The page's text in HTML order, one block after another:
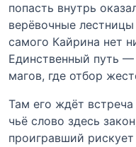
попасть внутрь
верёвочные
самого Кайрина нет
Единственный путь
магов, где отбор
Там его ждёт
чьё слово здесь
проигравший